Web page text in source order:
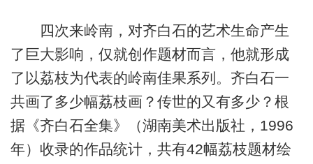
四次来岭南，对齐白石的艺术生命产生
了巨大影响，仅就创作题材而言，他就形成
了以荔枝为代表的岭南佳果系列。齐白石一
共画了多少幅荔枝画？传世的又有多少？根
据《齐白石全集》（湖南美术出版社，1996
年）收录的作品统计，共有42幅荔枝题材绘